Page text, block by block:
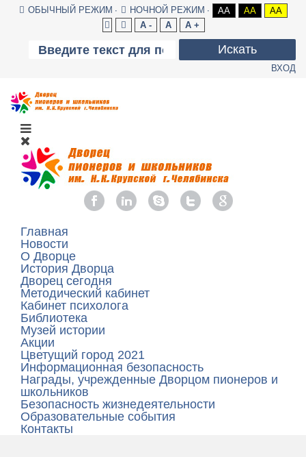
ОБЫЧНЫЙ РЕЖИМ НОЧНОЙ РЕЖИМ AA AA
AA
A -
A A +
Искать
ВХОД
Главная
Новости
О Дворце
История Дворца
Дворец сегодня
Методический кабинет
Кабинет психолога
Библиотека
Музей истории
Акции
Цветущий город 2021
Информационная безопасность
Награды, учрежденные Дворцом пионеров и
школьников
Безопасность жизнедеятельности
Образовательные события
Контакты